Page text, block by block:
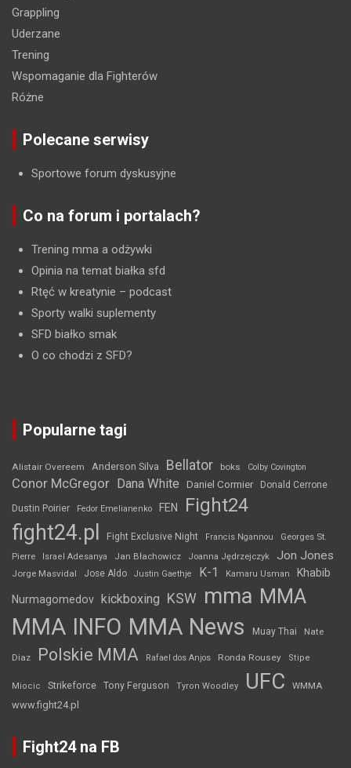
Grappling
Uderzane
Trening
Wspomaganie dla Fighterów
Różne
Polecane serwisy
Sportowe forum dyskusyjne
Co na forum i portalach?
Trening mma a odżywki
Opinia na temat białka sfd
Rtęć w kreatynie – podcast
Sporty walki suplementy
SFD białko smak
O co chodzi z SFD?
Popularne tagi
Alistair Overeem Anderson Silva Bellator boks Colby Covington
Conor McGregor Dana White Daniel Cormier Donald Cerrone
Dustin Poirier Fedor Emelianenko FEN Fight24
fight24.pl Fight Exclusive Night Francis Ngannou
Georges St.
Pierre
Israel Adesanya Jan Błachowicz Joanna Jędrzejczyk Jon Jones
Jorge Masvidal Jose Aldo Justin Gaethje K-1 Kamaru Usman Khabib
Nurmagomedov kickboxing KSW mma MMA
MMA INFO MMA News Muay Thai Nate
Diaz Polskie MMA Rafael dos Anjos Ronda Rousey Stipe
Miocic Strikeforce Tony Ferguson Tyron Woodley UFC WMMA
www.fight24.pl
Fight24 na FB